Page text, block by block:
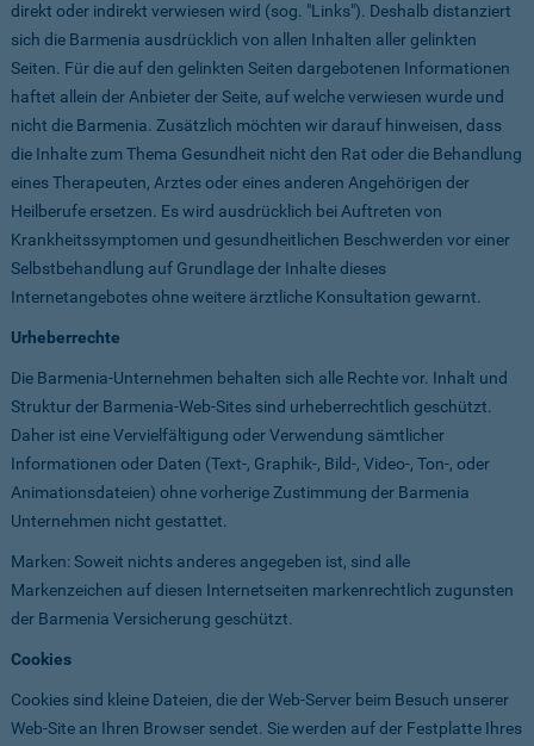
direkt oder indirekt verwiesen wird (sog. "Links"). Deshalb distanziert
sich die Barmenia ausdrücklich von allen Inhalten aller gelinkten
Seiten. Für die auf den gelinkten Seiten dargebotenen Informationen
haftet allein der Anbieter der Seite, auf welche verwiesen wurde und
nicht die Barmenia. Zusätzlich möchten wir darauf hinweisen, dass
die Inhalte zum Thema Gesundheit nicht den Rat oder die Behandlung
eines Therapeuten, Arztes oder eines anderen Angehörigen der
Heilberufe ersetzen. Es wird ausdrücklich bei Auftreten von
Krankheitssymptomen und gesundheitlichen Beschwerden vor einer
Selbstbehandlung auf Grundlage der Inhalte dieses
Internetangebotes ohne weitere ärztliche Konsultation gewarnt.
Urheberrechte
Die Barmenia-Unternehmen behalten sich alle Rechte vor. Inhalt und
Struktur der Barmenia-Web-Sites sind urheberrechtlich geschützt.
Daher ist eine Vervielfältigung oder Verwendung sämtlicher
Informationen oder Daten (Text-, Graphik-, Bild-, Video-, Ton-, oder
Animationsdateien) ohne vorherige Zustimmung der Barmenia
Unternehmen nicht gestattet.
Marken: Soweit nichts anderes angegeben ist, sind alle
Markenzeichen auf diesen Internetseiten markenrechtlich zugunsten
der Barmenia Versicherung geschützt.
Cookies
Cookies sind kleine Dateien, die der Web-Server beim Besuch unserer
Web-Site an Ihren Browser sendet. Sie werden auf der Festplatte Ihres